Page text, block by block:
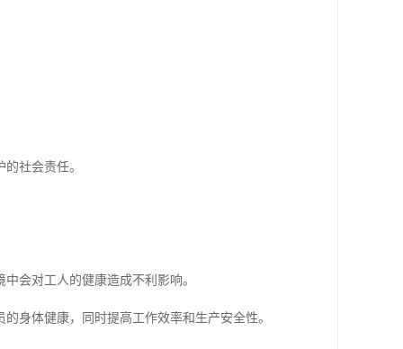
社会责任。
会对工人的健康造成不利影响。
身体健康，同时提高工作效率和生产安全性。